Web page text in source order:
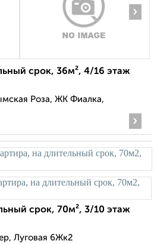
›
срок, 36м², 4/16 этаж
Роза, ЖК Фиалка,
›
срок, 70м², 3/10 этаж
Луговая 6Жк2